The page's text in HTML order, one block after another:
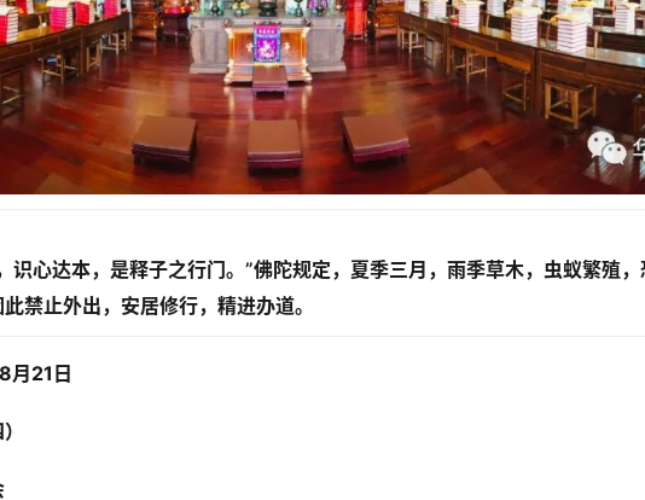
识心达本，是释子之行门。”佛陀规定，夏季三月，雨季草木，虫蚁繁殖，
禁止外出，安居修行，精进办道。
21日